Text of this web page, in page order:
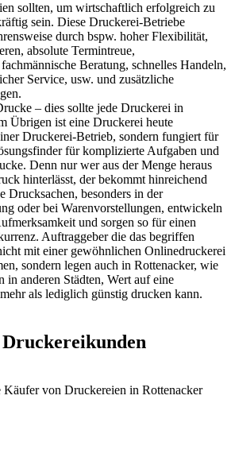
sollten, um wirtschaftlich erfolgreich zu
sein. Diese Druckerei-Betriebe
durch bspw. hoher Flexibilität,
absolute Termintreue,
Beratung, schnelles Handeln,
Service, usw. und zusätzliche
– dies sollte jede Druckerei in
Übrigen ist eine Druckerei heute
Druckerei-Betrieb, sondern fungiert für
für komplizierte Aufgaben und
Denn nur wer aus der Menge heraus
hinterlässt, der bekommt hinreichend
Drucksachen, besonders in der
oder bei Warenvorstellungen, entwickeln
und sorgen so für einen
Auftraggeber die das begriffen
mit einer gewöhnlichen Onlinedruckerei
sondern legen auch in Rottenacker, wie
in anderen Städten, Wert auf eine
als lediglich günstig drucken kann.
Käufer von Druckereien in Rottenacker